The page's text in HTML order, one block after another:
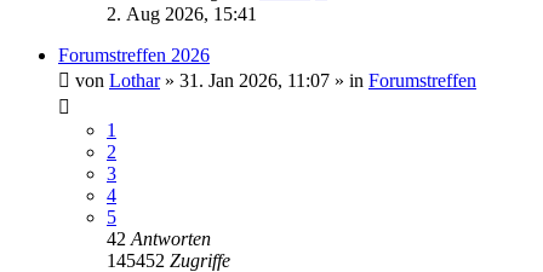
2. Aug 2026, 15:41
Forumstreffen 2026
von Lothar» 31. Jan 2026, 11:07 » in Forumstreffen
1
2
3
4
5
42 Antworten
145452 Zugriffe